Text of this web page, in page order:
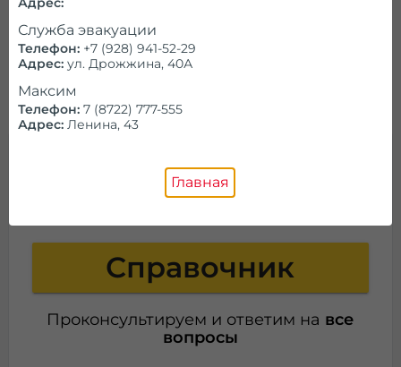
Позвоните нам!
Справочник
Проконсультируем и ответим на все
вопросы
Служба эвакуации
Телефон: +7 (928) 941-52-29
Адрес: ул. Дрожжина, 40А
Максим
Телефон: 7 (8722) 777-555
Адрес: Ленина, 43
Главная